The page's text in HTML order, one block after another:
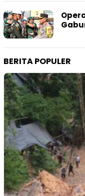
BERITA POPULER